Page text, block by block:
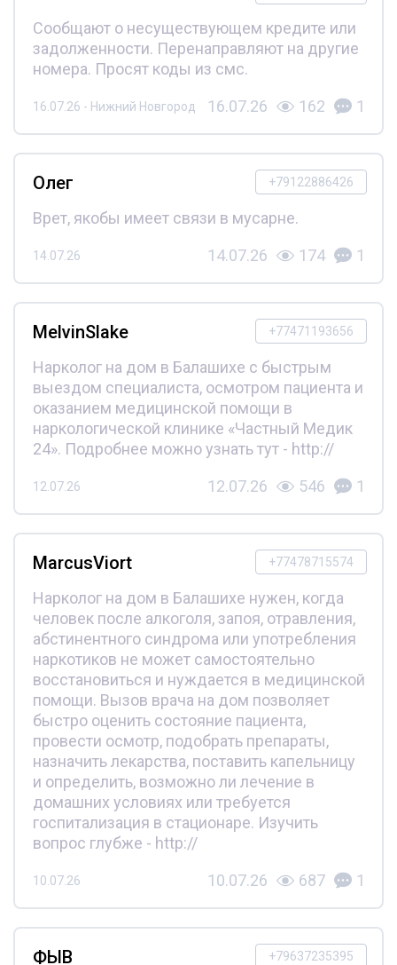
Сообщают о несуществующем кредите или
задолженности. Перенаправляют на другие
номера. Просят коды из смс.
16.07.26 - Нижний Новгород 16.07.26 162 1
+79122886426
Олег
Врет, якобы имеет связи в мусарне.
14.07.26 14.07.26 174 1
+77471193656
MelvinSlake
Нарколог на дом в Балашихе с быстрым
выездом специалиста, осмотром пациента и
оказанием медицинской помощи в
наркологической клинике «Частный Медик
24». Подробнее можно узнать тут - http://
12.07.26 12.07.26 546 1
+77478715574
MarcusViort
Нарколог на дом в Балашихе нужен, когда
человек после алкоголя, запоя, отравления,
абстинентного синдрома или употребления
наркотиков не может самостоятельно
восстановиться и нуждается в медицинской
помощи. Вызов врача на дом позволяет
быстро оценить состояние пациента,
провести осмотр, подобрать препараты,
назначить лекарства, поставить капельницу
и определить, возможно ли лечение в
домашних условиях или требуется
госпитализация в стационаре. Изучить
вопрос глубже - http://
10.07.26 10.07.26 687 1
+79637235395
ФЫВ